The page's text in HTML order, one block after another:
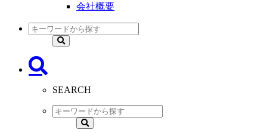
会社概要
SEARCH